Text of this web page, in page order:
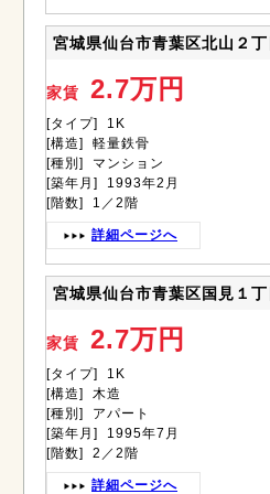
宮城県仙台市青葉区北山２丁
家賃 2.7万円
[タイプ] 1K
[構造] 軽量鉄骨
[種別] マンション
[築年月] 1993年2月
[階数] 1／2階
詳細ページへ
宮城県仙台市青葉区国見１丁
家賃 2.7万円
[タイプ] 1K
[構造] 木造
[種別] アパート
[築年月] 1995年7月
[階数] 2／2階
詳細ページへ